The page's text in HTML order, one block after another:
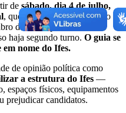
de sábado, dia 4 de julho,
, que vai até o primeiro turno
de 2026, podendo se
haja segundo turno. O guia se
nome do Ifes.
de opinião política como
a estrutura do Ifes —
espaços físicos, equipamentos
prejudicar candidatos.